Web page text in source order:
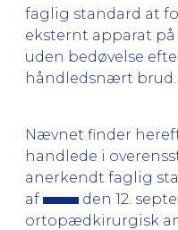
faglig standard at
eksternt apparat
uden bedøvelse
håndledsnært brud.
Nævnet finder
handlede i
anerkendt faglig
af
den 12.
ortopædkirurgisk